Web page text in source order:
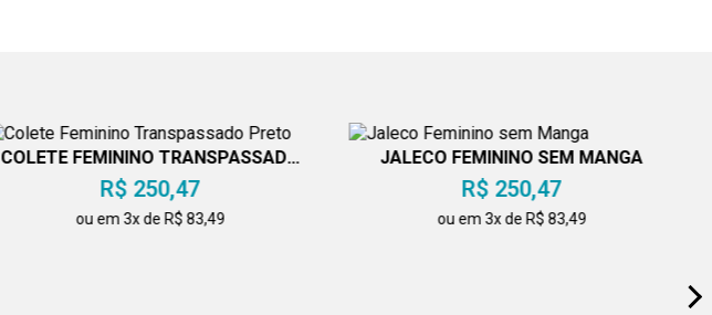
COLETE FEMININO TRANSPASSADO
PRETO
R$ 250,47
ou em 3x de R$ 83,49
JALECO FEMININO SEM MANGA
R$ 250,47
ou em 3x de R$ 83,49